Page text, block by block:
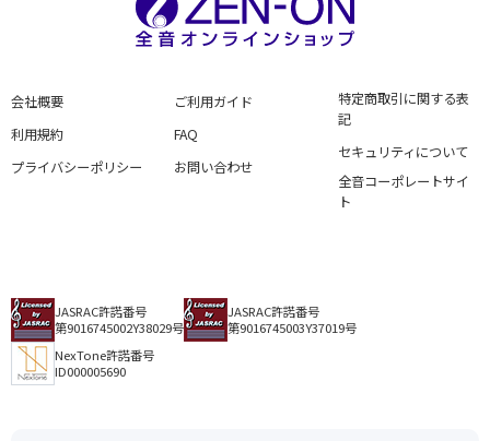
会社概要
利用規約
プライバシーポリシー
ご利用ガイド
FAQ
お問い合わせ
特定商取引に関する表
記
セキュリティについて
全音コーポレートサイ
ト
JASRAC許諾番号
第9016745002Y38029号
JASRAC許諾番号
第9016745003Y37019号
NexTone許諾番号
ID000005690